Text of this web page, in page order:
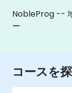
NobleProg --
ー
コースを